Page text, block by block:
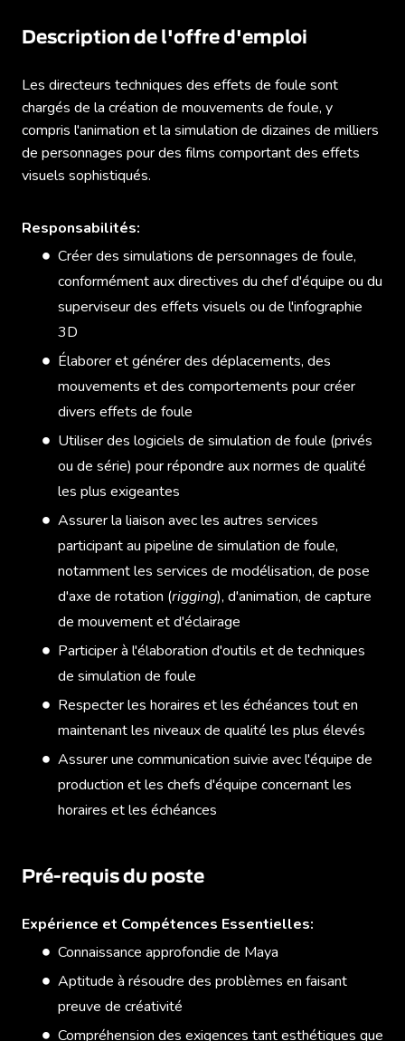
Description de l'offre d'emploi
Les directeurs techniques des effets de foule sont
chargés de la création de mouvements de foule, y
compris l'animation et la simulation de dizaines de milliers
de personnages pour des films comportant des effets
visuels sophistiqués.
Responsabilités:
Créer des simulations de personnages de foule,
conformément aux directives du chef d'équipe ou du
superviseur des effets visuels ou de l'infographie
3D
Élaborer et générer des déplacements, des
mouvements et des comportements pour créer
divers effets de foule
Utiliser des logiciels de simulation de foule (privés
ou de série) pour répondre aux normes de qualité
les plus exigeantes
Assurer la liaison avec les autres services
participant au pipeline de simulation de foule,
notamment les services de modélisation, de pose
d'axe de rotation (rigging), d'animation, de capture
de mouvement et d'éclairage
Participer à l'élaboration d'outils et de techniques
de simulation de foule
Respecter les horaires et les échéances tout en
maintenant les niveaux de qualité les plus élevés
Assurer une communication suivie avec l'équipe de
production et les chefs d'équipe concernant les
horaires et les échéances
Pré-requis du poste
Expérience et Compétences Essentielles:
Connaissance approfondie de Maya
Aptitude à résoudre des problèmes en faisant
preuve de créativité
Compréhension des exigences tant esthétiques que